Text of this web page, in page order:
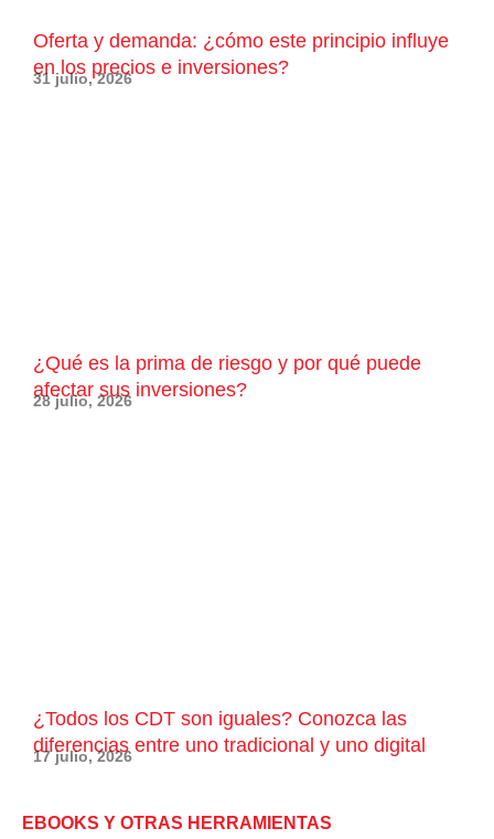
Oferta y demanda: ¿cómo este principio influye
en los precios e inversiones?
31 julio, 2026
¿Qué es la prima de riesgo y por qué puede
afectar sus inversiones?
28 julio, 2026
¿Todos los CDT son iguales? Conozca las
diferencias entre uno tradicional y uno digital
17 julio, 2026
EBOOKS Y OTRAS HERRAMIENTAS